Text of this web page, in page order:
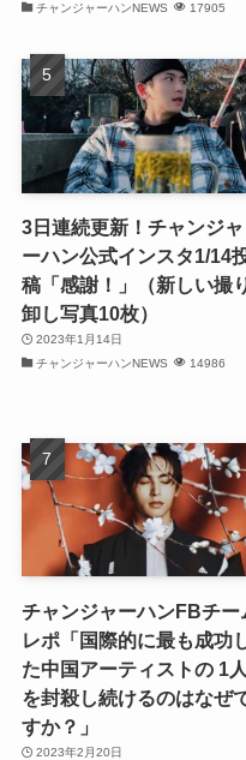
チャンジャーハンNEWS
17905
3日連続更新！チャンジャ
ーハン公式インスタ1/14
稿「感謝！」（新しい撮
卸し写真10枚）
2023年1月14日
チャンジャーハンNEWS
14986
チャンジャーハンFBチー
レポ「国際的に最も成功
た中国アーティストの 1人
を封殺し続けるのはなぜ
すか？」
2023年2月20日